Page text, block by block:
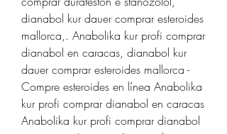
dianabol kur dauer comprar esteroides
mallorca,. Anabolika kur profi comprar
dianabol en caracas, dianabol kur
dauer comprar esteroides mallorca -
Compre esteroides en línea Anabolika
kur profi comprar dianabol en caracas
Anabolika kur profi comprar dianabol